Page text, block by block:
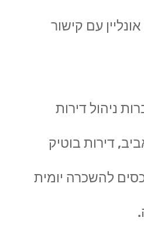
עם קישור
ניהול דירות
דירות בוטיק
להשכרה יומית